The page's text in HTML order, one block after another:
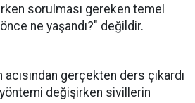
sorulması gereken temel
ne yaşandı?" değildir.
acısından gerçekten ders çıkardı
yöntemi değişirken sivillerin